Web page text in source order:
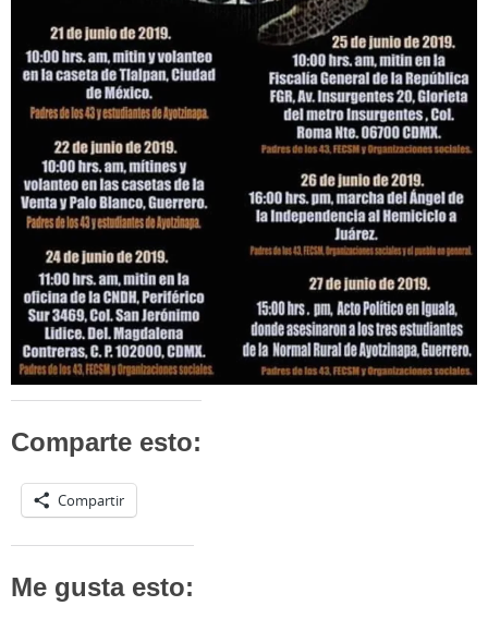
Comparte esto:
Compartir
Me gusta esto: